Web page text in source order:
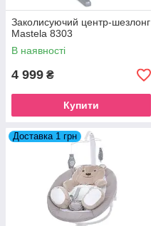
Заколисуючий центр-шезлонг
Mastela 8303
В наявності
4 999 ₴
Купити
Доставка 1 грн